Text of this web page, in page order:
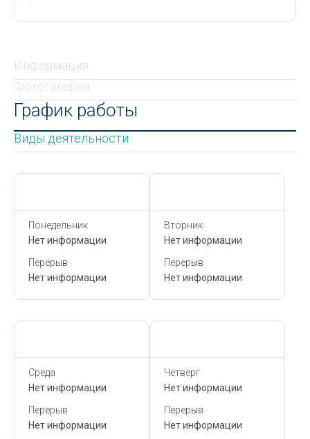
Информация
Фотогалерея
График работы
Виды деятельности
Понедельник
Нет информации
Перерыв
Нет информации
Вторник
Нет информации
Перерыв
Нет информации
Среда
Нет информации
Перерыв
Нет информации
Четверг
Нет информации
Перерыв
Нет информации